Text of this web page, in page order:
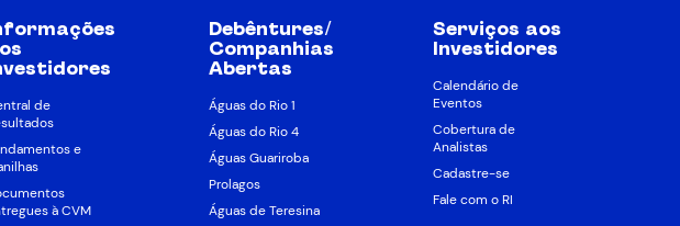
de
e
à CVM
Debêntures/
Companhias
Abertas
Águas do Rio 1
Águas do Rio 4
Águas Guariroba
Prolagos
Águas de Teresina
Serviços aos
Investidores
Calendário de
Eventos
Cobertura de
Analistas
Cadastre-se
Fale com o RI